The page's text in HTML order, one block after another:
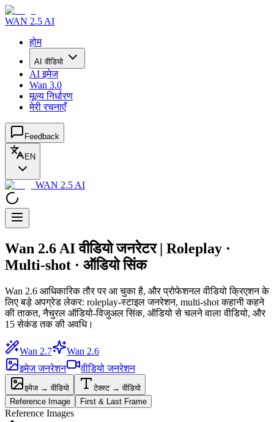
WAN 2.5 AI
होम
AI वीडियो
AI इमेज
Wan 3.0
मूल्य निर्धारण
मेरी रचनाएँ
Feedback
EN
WAN 2.5 AI
Wan 2.6 AI वीडियो जनरेटर | Roleplay ·
Multi-shot · ऑडियो सिंक
Wan 2.6 आधिकारिक तौर पर आ चुका है, और प्रोफेशनल वीडियो क्रिएशन के
लिए बड़े अपग्रेड लेकर: roleplay-स्टाइल जनरेशन, multi-shot कहानी कहने
की ताकत, नैचुरल ऑडियो-विजुअल सिंक, ऑडियो से चलने वाला वीडियो, और
15 सेकंड तक की अवधि।
Wan 2.7
Wan 2.6
इमेज जनरेशन
वीडियो जनरेशन
इमेज → वीडियो
टेक्स्ट → वीडियो
Reference Image
First & Last Frame
Reference Images